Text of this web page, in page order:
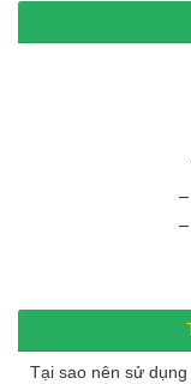
Tại sao nên sử